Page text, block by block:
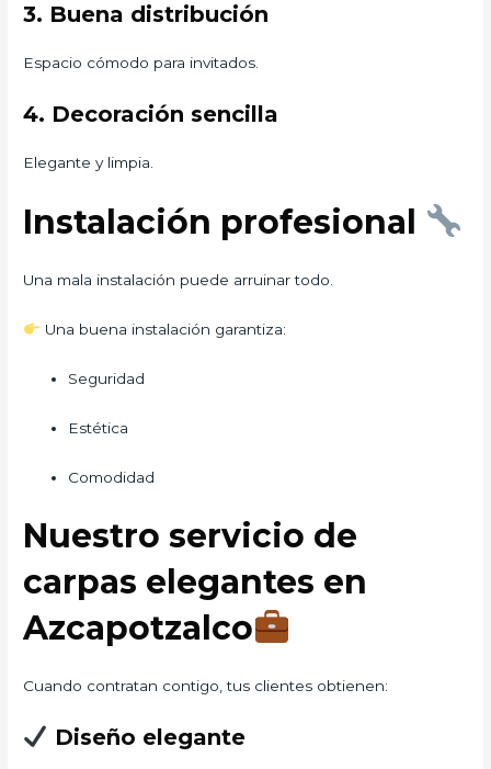
3. Buena distribución
Espacio cómodo para invitados.
4. Decoración sencilla
Elegante y limpia.
Instalación profesional
Una mala instalación puede arruinar todo.
Una buena instalación garantiza:
Seguridad
Estética
Comodidad
Nuestro servicio de
carpas elegantes en
Azcapotzalco
Cuando contratan contigo, tus clientes obtienen:
Diseño elegante